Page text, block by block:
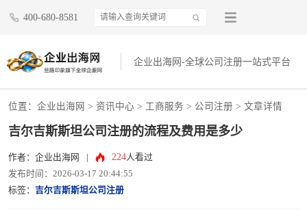
400-680-8581
企业出海网-全球公司注册一站式平台
位置： 企业出海网 > 资讯中心 > 工商服务 > 公司注册 > 文章详情
吉尔吉斯斯坦公司注册的流程及费用是多少
作者：企业出海网 224人看过
发布时间：2026-03-17 20:44:55
标签： 吉尔吉斯斯坦公司注册